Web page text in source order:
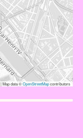
|Map data ©OpenStreetMapcontributors